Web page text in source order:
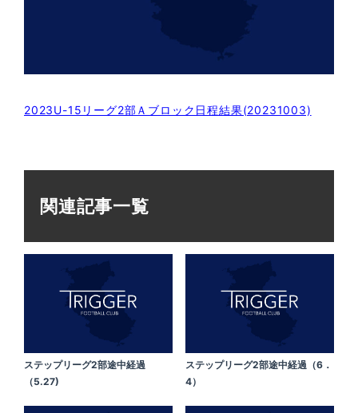
2023U-15リーグ2部Ａブロック日程結果(20231003)
関連記事一覧
ステップリーグ2部途中経過
（5.27)
ステップリーグ2部途中経過（6．
4）